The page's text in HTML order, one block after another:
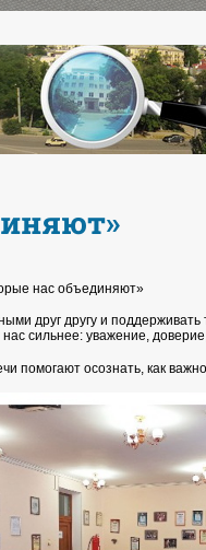
нас объединяют»
друг другу и
сильнее: уважение,
осознать, как